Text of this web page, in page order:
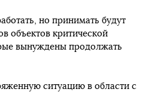
но принимать будут
объектов критической
вынуждены продолжать
ситуацию в области с